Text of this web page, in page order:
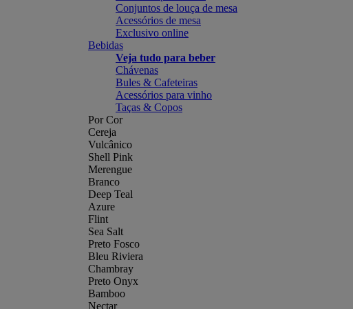
Conjuntos de louça de mesa
Acessórios de mesa
Exclusivo online
Bebidas
Veja tudo para beber
Chávenas
Bules & Cafeteiras
Acessórios para vinho
Taças & Copos
Por Cor
Cereja
Vulcânico
Shell Pink
Merengue
Branco
Deep Teal
Azure
Flint
Sea Salt
Preto Fosco
Bleu Riviera
Chambray
Preto Onyx
Bamboo
Nectar